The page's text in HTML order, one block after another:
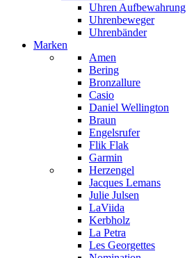
Uhren Aufbewahrung
Uhrenbeweger
Uhrenbänder
Marken
Amen
Bering
Bronzallure
Casio
Daniel Wellington
Braun
Engelsrufer
Flik Flak
Garmin
Herzengel
Jacques Lemans
Julie Julsen
LaViida
Kerbholz
La Petra
Les Georgettes